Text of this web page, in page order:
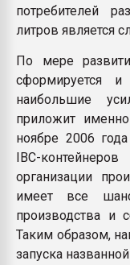
потребителей
литров является
По мере
сформируется
наибольшие
приложит
ноябре 2006
IBC-
организации
имеет все
производства и
Таким образом,
запуска